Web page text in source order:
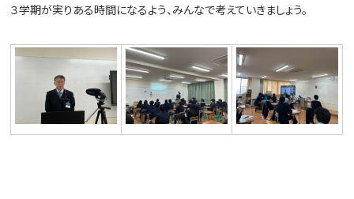
３学期が実りある時間になるよう、みんなで考えていきましょう。